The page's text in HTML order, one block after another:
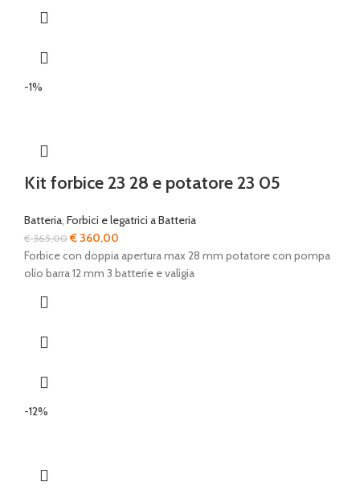
-1%
Kit forbice 23 28 e potatore 23 05
Batteria, Forbici e legatrici a Batteria
€365,00Il
prezzo
originale
€ 360,00
prezzo
attuale
Forbice con doppia apertura max 28 mm potatore con pompa
olio barra 12 mm 3 batterie e valigia
-12%